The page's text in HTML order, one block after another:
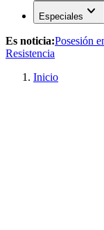
Especiales expand_more
Es noticia:Posesión
Resistencia
Inicio